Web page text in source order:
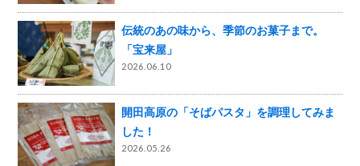
伝統のあの味から、季節のお菓子まで。
「宝来屋」
2026.06.10
開田高原の「そばパスタ」を調理してみま
した！
2026.05.26